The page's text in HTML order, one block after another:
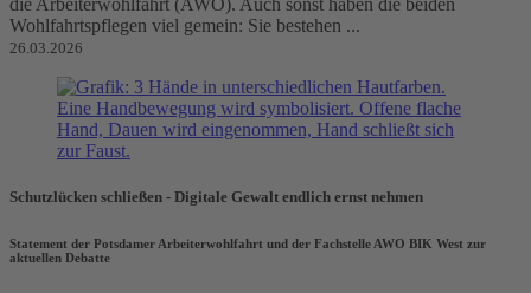
die Arbeiterwohlfahrt (AWO). Auch sonst haben die beiden
Wohlfahrtspflegen viel gemein: Sie bestehen ...
26.03.2026
Schutzlücken schließen - Digitale Gewalt endlich ernst nehmen
Statement der Potsdamer Arbeiterwohlfahrt und der Fachstelle AWO BIK West zur
aktuellen Debatte